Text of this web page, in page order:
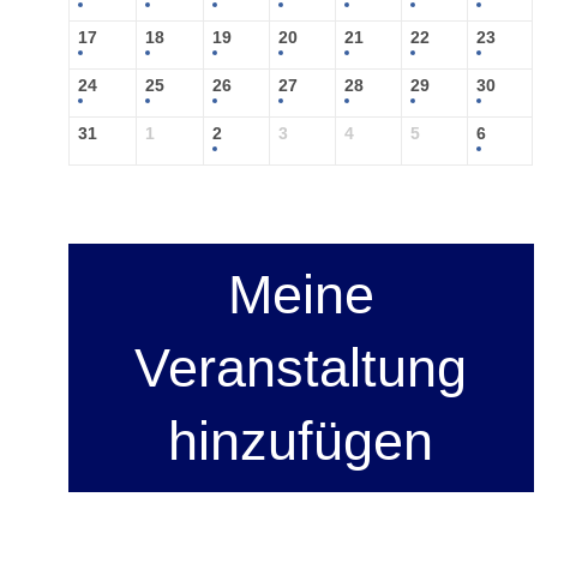
17 18 19 20 21 22 23
24 25 26 27 28 29 30
31 1 2 3 4 5 6
Meine
Veranstaltung
hinzufügen